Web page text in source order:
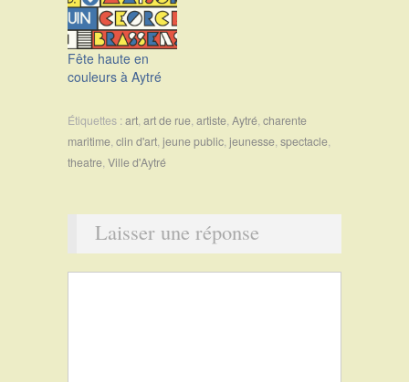
Fête haute en
couleurs à Aytré
Étiquettes :art art de rue artiste Aytré charente
maritime clin d'art jeune public jeunesse spectacle
theatre Ville d'Aytré
Laisser une réponse